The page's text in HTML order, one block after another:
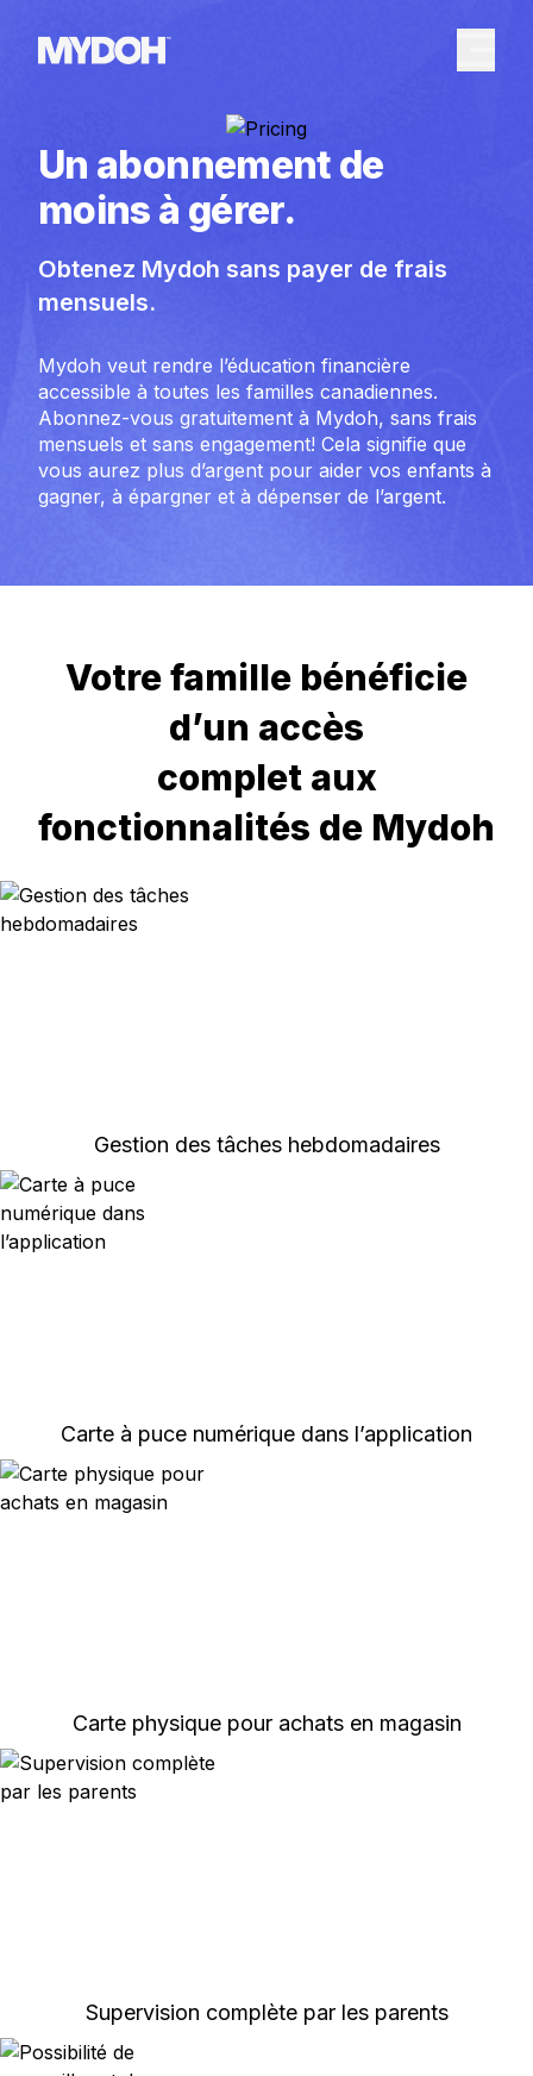
content
Un abonnement de
moins à gérer.
Obtenez Mydoh sans payer de frais
mensuels.
Mydoh veut rendre l’éducation financière
accessible à toutes les familles canadiennes.
Abonnez-vous gratuitement à Mydoh, sans frais
mensuels et sans engagement! Cela signifie que
vous aurez plus d’argent pour aider vos enfants à
gagner, à épargner et à dépenser de l’argent.
Votre famille bénéficie
d’un accès
complet aux
fonctionnalités de Mydoh
Gestion des tâches hebdomadaires
Carte à puce numérique dans l’application
Carte physique pour achats en magasin
Supervision complète par les parents